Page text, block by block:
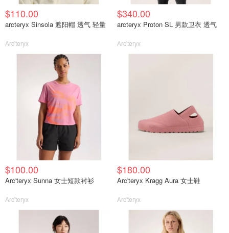
$110.00
arcteryx Sinsola 遮阳帽 透气 轻量
Arc'teryx
$340.00
arcteryx Proton SL 男款卫衣 透气
Arc'teryx
$100.00
Arc'teryx Sunna 女士短款衬衫
Arc'teryx
$180.00
Arc'teryx Kragg Aura 女士鞋
Arc'teryx